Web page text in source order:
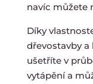
navíc můžete
Díky
dřevostavby
ušetřítev
vytápěnía